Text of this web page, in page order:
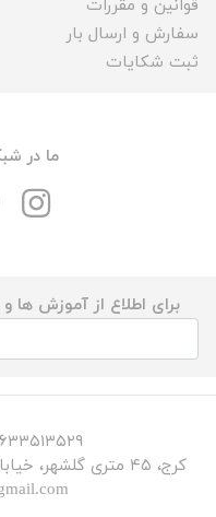
قوانین و مقررات
سفارش و ارسال بار
ثبت شکایات
ما در
برای اطلاع از آموزش ها
۰۲۶۳۳۵۱۳۵۲۹ -
کرج، ۴۵ متری گلشهر، خیابان کوکب شرقی، عکس و فیلم مکث